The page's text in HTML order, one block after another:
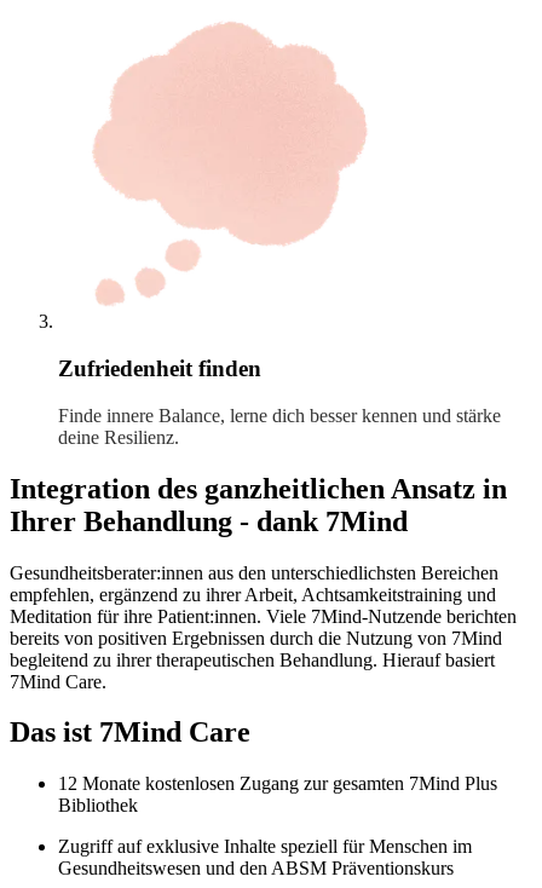
Zufriedenheit finden
Finde innere Balance, lerne dich besser kennen und stärke
deine Resilienz.
Integration des ganzheitlichen Ansatz in
Ihrer Behandlung - dank 7Mind
Gesundheitsberater:innen aus den unterschiedlichsten Bereichen
empfehlen, ergänzend zu ihrer Arbeit, Achtsamkeitstraining und
Meditation für ihre Patient:innen. Viele 7Mind-Nutzende berichten
bereits von positiven Ergebnissen durch die Nutzung von 7Mind
begleitend zu ihrer therapeutischen Behandlung. Hierauf basiert
7Mind Care.
Das ist 7Mind Care
12 Monate kostenlosen Zugang zur gesamten 7Mind Plus
Bibliothek
Zugriff auf exklusive Inhalte speziell für Menschen im
Gesundheitswesen und den ABSM Präventionskurs